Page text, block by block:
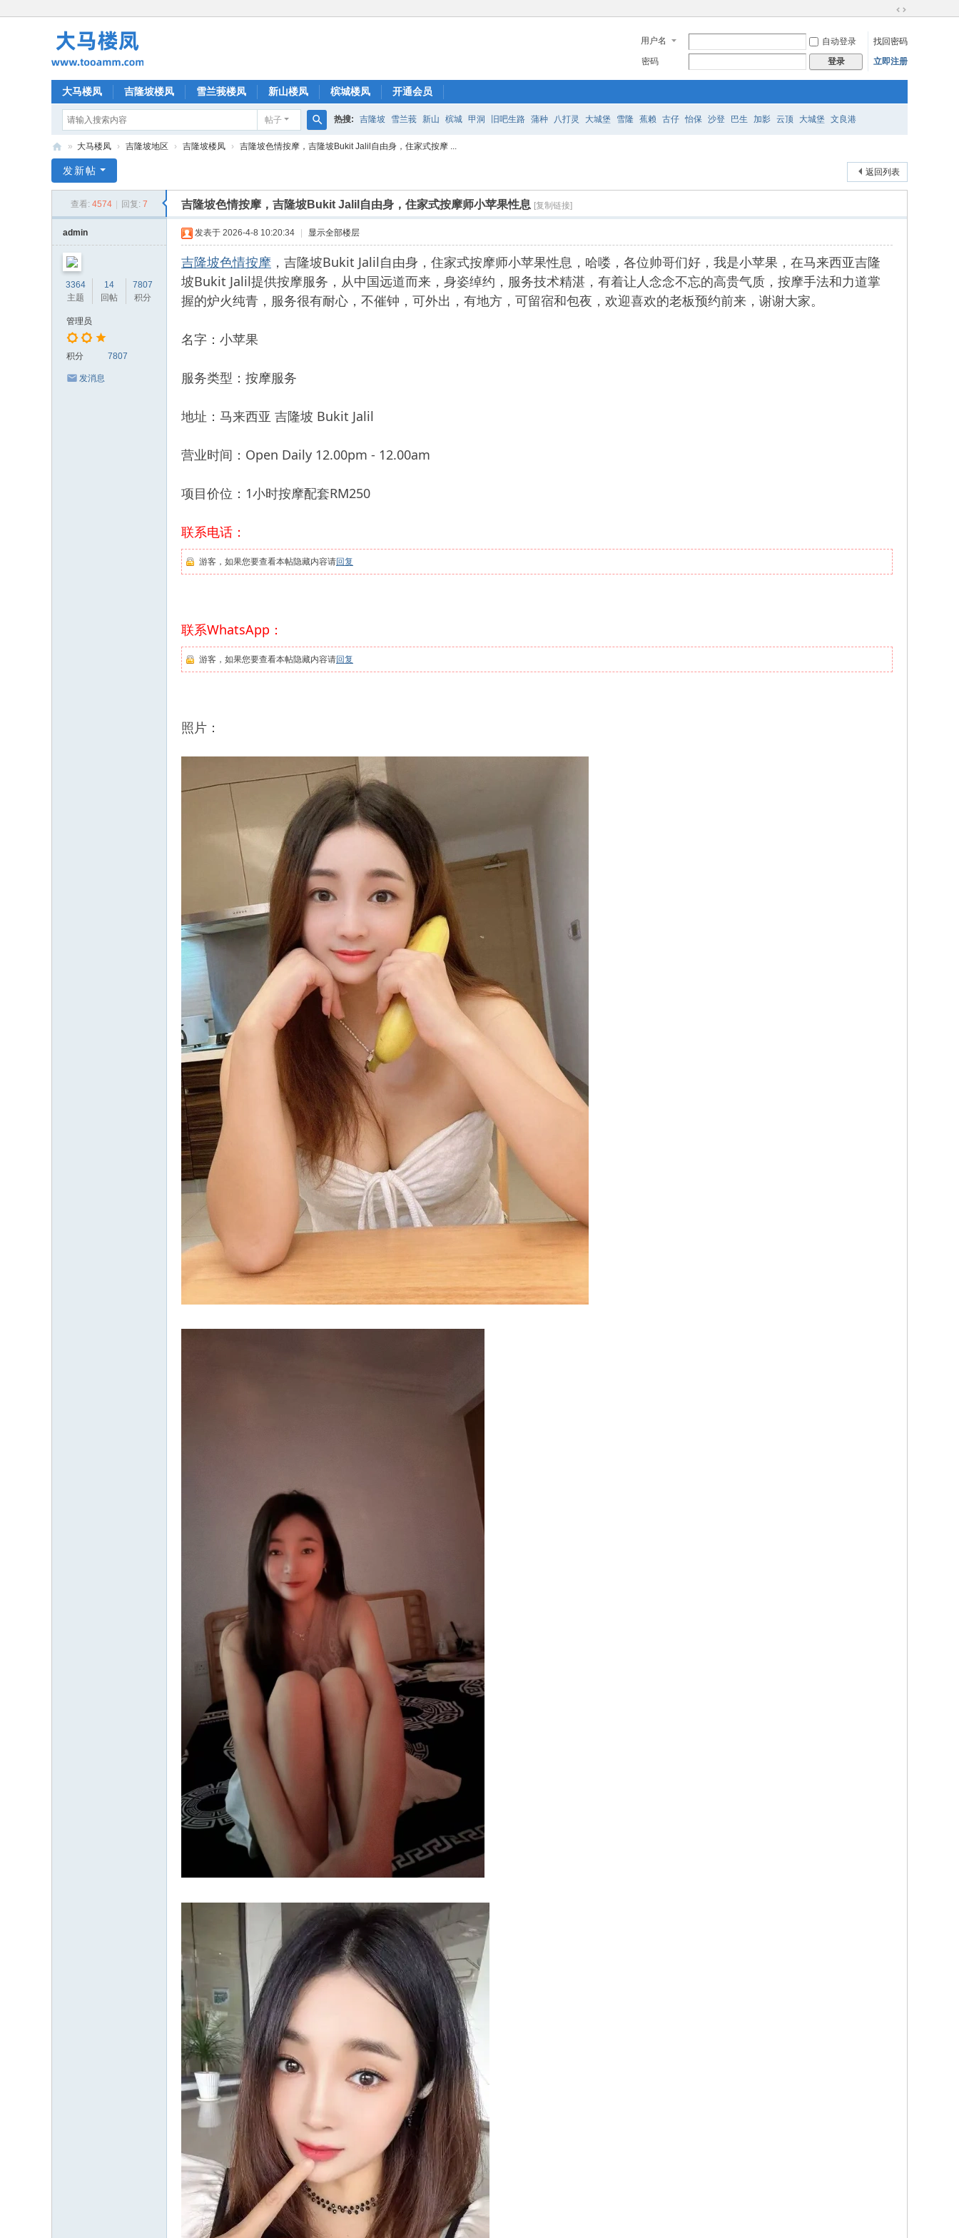
换
到
宽
用户名 自动登录
找回密码
密码
登录 立即注册
大马楼凤 吉隆坡楼凤 雪兰莪楼凤 新山楼凤 槟城楼凤 开通会员
帖子
搜
热搜: 吉隆坡 雪兰莪 新山 槟城 甲洞 旧吧生路 蒲种 八打灵 大城堡 雪隆 蕉赖 古仔 怡保 沙登 巴生 加影 云顶 大城堡 文良港
马
» 大马楼凤 › 吉隆坡地区 › 吉隆坡楼凤 › 吉隆坡色情按摩，吉隆坡Bukit Jalil自由身，住家式按摩 ...
返回列表
发新帖
查看: 4574 回复: 7 吉隆坡色情按摩，吉隆坡Bukit Jalil自由身，住家式按摩师小苹果性息 [复制链接]
admin
3364
主题
14
回帖
7807
积分
管理员
积分 7807
发消息
发表于 2026-4-8 10:20:34 显示全部楼层
吉隆坡色情按摩 ，吉隆坡Bukit Jalil自由身，住家式按摩师小苹果性息，哈喽，各位帅哥们好，我是小苹果，在马来西亚吉隆
坡Bukit Jalil提供按摩服务，从中国远道而来，身姿绰约，服务技术精湛，有着让人念念不忘的高贵气质，按摩手法和力道掌
握的炉火纯青，服务很有耐心，不催钟，可外出，有地方，可留宿和包夜，欢迎喜欢的老板预约前来，谢谢大家。
名字：小苹果
服务类型：按摩服务
地址：马来西亚 吉隆坡 Bukit Jalil
营业时间：Open Daily 12.00pm - 12.00am
项目价位：1小时按摩配套RM250
联系电话：
游客，如果您要查看本帖隐藏内容请回复
联系WhatsApp：
游客，如果您要查看本帖隐藏内容请回复
照片：